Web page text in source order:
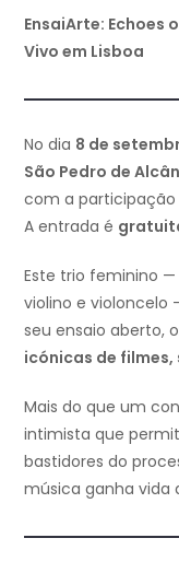
EnsaiArte: Echoes
Vivo em Lisboa
No dia 8 de
São Pedro de
com a participação
A entrada é
Este trio feminino
violino e violoncelo
seu ensaio aberto,
icónicas de filmes,
Mais do que um
intimista que
bastidores do
música ganha vida